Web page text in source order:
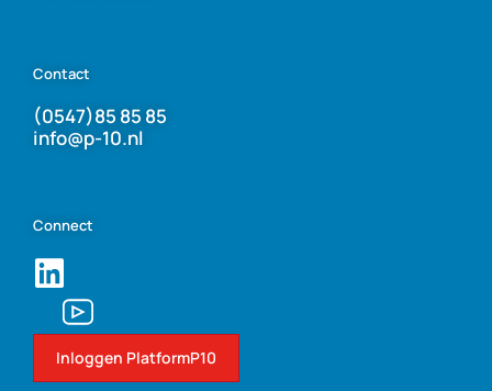
Contact
(0547)85 85 85
info@p-10.nl
Connect
Inloggen PlatformP10